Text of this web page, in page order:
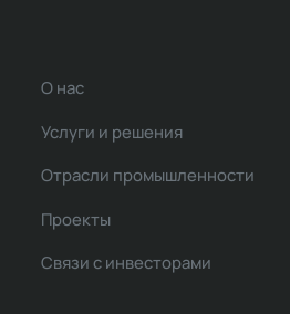
О нас
Услуги и решения
Отрасли промышленности
Проекты
Связи с инвесторами